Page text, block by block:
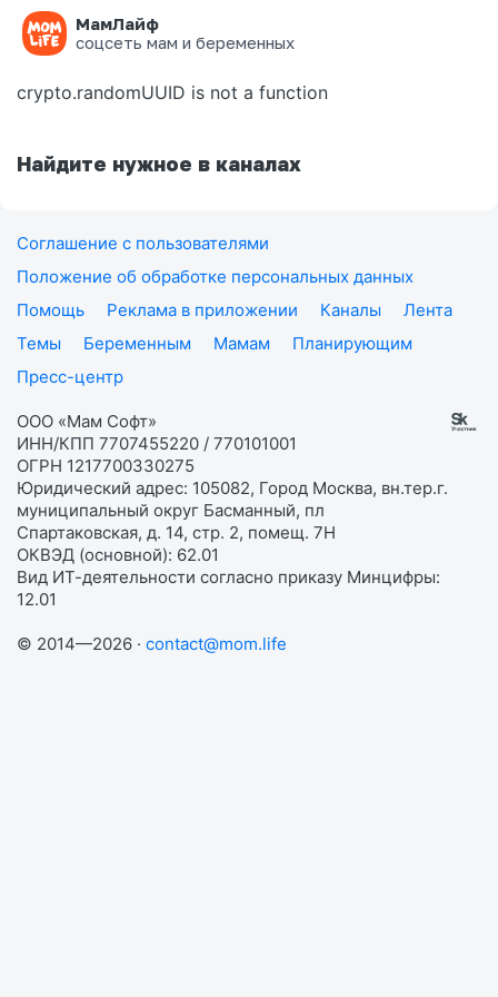
МамЛайф
соцсеть мам и беременных
Ошибка на странице
crypto.randomUUID is not a function
Найдите нужное в каналах
Соглашение с пользователями
Положение об обработке персональных данных
Помощь
Реклама в приложении Каналы
Лента
Темы
Беременным Мамам
Планирующим
Пресс-центр
ООО «Мам Софт»
ИНН/КПП 7707455220 / 770101001
ОГРН 1217700330275
Юридический адрес: 105082, Город Москва, вн.тер.г.
муниципальный округ Басманный, пл
Спартаковская, д. 14, стр. 2, помещ. 7Н
ОКВЭД (основной): 62.01
Вид ИТ-деятельности согласно приказу Минцифры:
12.01
© 2014—2026 · contact@mom.life